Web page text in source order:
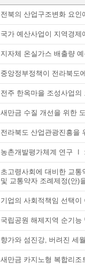
전북의 산업구조변화 요인
국가 예산사업이 지역경
지자체 온실가스 배출량
중앙정부정책이 전라북도
전주 한옥마을 조성사업
새만금 수질 개선을 위한
전라북도 산업관광진흥을
농촌개발평가체계 연구 Ⅰ
초고령사회에 대비한 교
및 교통약자 조례제정(안)
기업의 사회적책임 선택이
국립공원 해제지역 순기능
향가와 섬진강, 버려진 세
새만금 카지노형 복합리조